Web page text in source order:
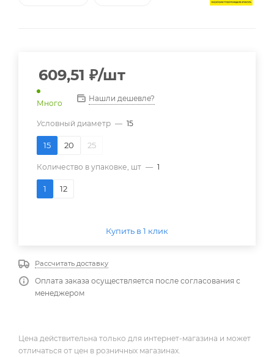
609,51 ₽/шт
Много
Нашли дешевле?
Условный диаметр — 15
15 20 25
Количество в упаковке, шт — 1
1 12
Купить в 1 клик
Рассчитать доставку
Оплата заказа осуществляется после согласования с
менеджером
Цена действительна только для интернет-магазина и может
отличаться от цен в розничных магазинах.